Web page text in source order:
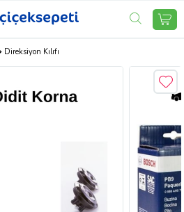
Direksiyon Kılıfı